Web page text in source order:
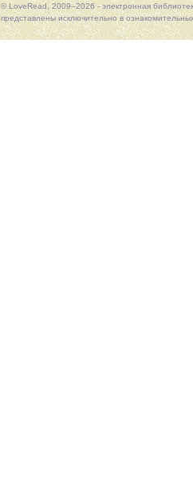
© LoveRead, 2009–2026 - электронная
представлены исключительно в